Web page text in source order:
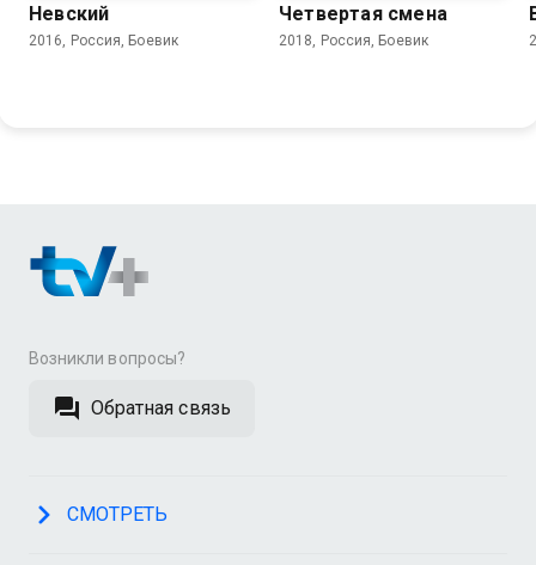
Невский
2016, Россия, Боевик
Четвертая смена
2018, Россия, Боевик
Возникли вопросы?
Обратная связь
СМОТРЕТЬ